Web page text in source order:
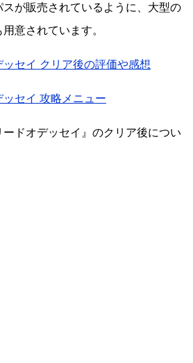
スが販売されているように、大型の
意されています。
セイ クリア後の評価や感想
セイ 攻略メニュー
ードオデッセイ』のクリア後につい